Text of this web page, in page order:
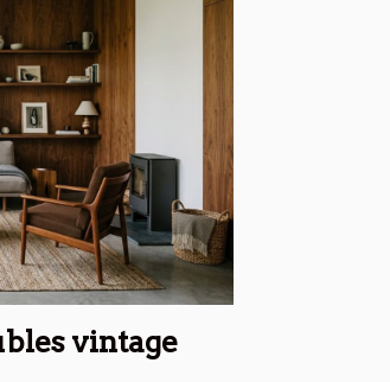
vintage